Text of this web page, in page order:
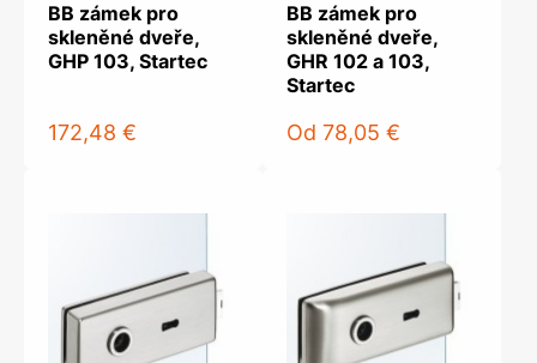
BB zámek pro
skleněné dveře,
GHP 103, Startec
172,48 €
BB zámek pro
skleněné dveře,
GHR 102 a 103,
Startec
Od 78,05 €